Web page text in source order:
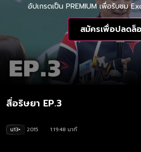
อัปเกรดเป็น PREMIUM เพื่อรับชม
สมัครเพื่อปลดล็
สื่อริษยา EP.3
น13+ 2015
1:19:48 นาที